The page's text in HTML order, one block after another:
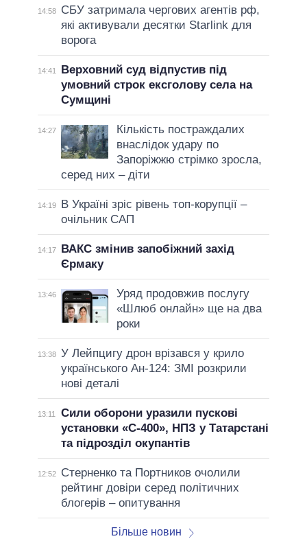
14:58
СБУ затримала чергових агентів рф,
які активували десятки Starlink для
ворога
14:41
Верховний суд відпустив під
умовний строк ексголову села на
Сумщині
14:27
Кількість постраждалих
внаслідок удару по
Запоріжжю стрімко зросла,
серед них – діти
14:19
В Україні зріс рівень топ-корупції –
очільник САП
14:17
ВАКС змінив запобіжний захід
Єрмаку
13:46
Уряд продовжив послугу
«Шлюб онлайн» ще на два
роки
13:38 У Лейпцигу дрон врізався у крило
українського Ан-124: ЗМІ розкрили
нові деталі
13:11
Сили оборони уразили пускові
установки «С-400», НПЗ у Татарстані
та підрозділ окупантів
12:52
Стерненко та Портников очолили
рейтинг довіри серед політичних
блогерів – опитування
Більше новин